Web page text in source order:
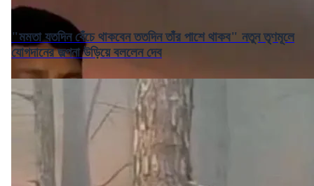
"মমতা যতদিন বেঁচে থাকবেন ততদিন তাঁর পাশে থাকব" নতুন তৃণমূলে
যোগদানের জল্পনা উড়িয়ে বললেন দেব